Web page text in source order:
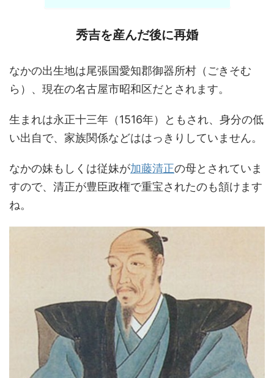
秀吉を産んだ後に再婚
なかの出生地は尾張国愛知郡御器所村（ごきそむ
ら）、現在の名古屋市昭和区だとされます。
生まれは永正十三年（1516年）ともされ、身分の低
い出自で、家族関係などははっきりしていません。
なかの妹もしくは従妹が加藤清正の母とされていま
すので、清正が豊臣政権で重宝されたのも頷けます
ね。